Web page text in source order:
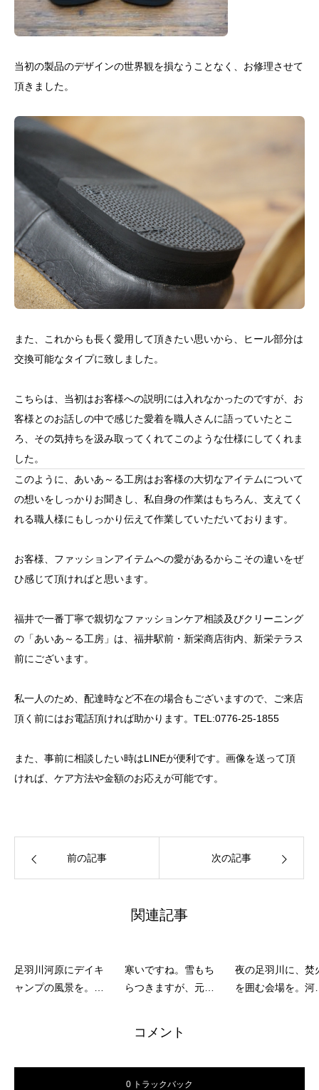
当初の製品のデザインの世界観を損なうことなく、お修理させて
頂きました。
また、これからも長く愛用して頂きたい思いから、ヒール部分は
交換可能なタイプに致しました。
こちらは、当初はお客様への説明には入れなかったのですが、お
客様とのお話しの中で感じた愛着を職人さんに語っていたとこ
ろ、その気持ちを汲み取ってくれてこのような仕様にしてくれま
した。
このように、あいあ～る工房はお客様の大切なアイテムについて
の想いをしっかりお聞きし、私自身の作業はもちろん、支えてく
れる職人様にもしっかり伝えて作業していただいております。
お客様、ファッションアイテムへの愛があるからこその違いをぜ
ひ感じて頂ければと思います。
福井で一番丁寧で親切なファッションケア相談及びクリーニング
の「あいあ～る工房」は、福井駅前・新栄商店街内、新栄テラス
前にございます。
私一人のため、配達時など不在の場合もございますので、ご来店
頂く前にはお電話頂ければ助かります。TEL:0776-25-1855
また、事前に相談したい時はLINEが便利です。画像を送って頂
ければ、ケア方法や金額のお応えが可能です。
前の記事 次の記事
関連記事
足羽川河原にデイキ
ャンプの風景を。ヨ
寒いですね。雪もち
らつきますが、元気
夜の足羽川に、焚
を囲む会場を。河
コメント
0 トラックバック